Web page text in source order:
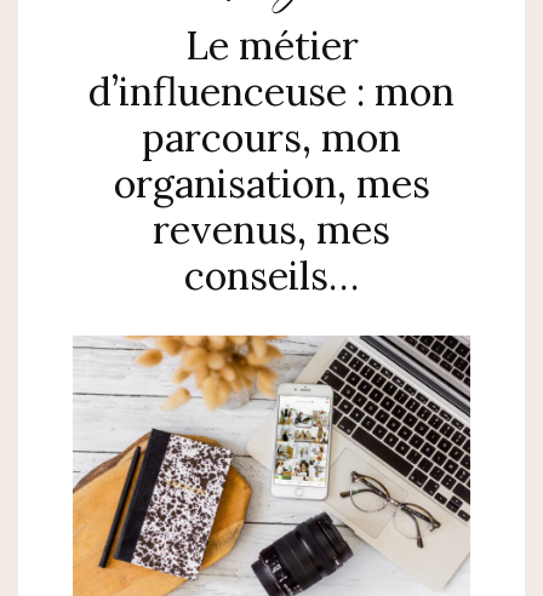
Le métier
d’influenceuse : mon
parcours, mon
organisation, mes
revenus, mes
conseils…